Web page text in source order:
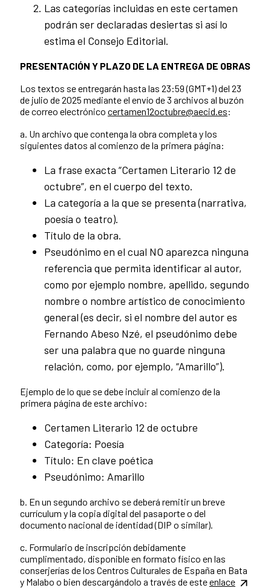
Las categorías incluidas en este certamen
podrán ser declaradas desiertas si así lo
estima el Consejo Editorial.
PRESENTACIÓN Y PLAZO DE LA ENTREGA DE OBRAS
Los textos se entregarán hasta las 23:59 (GMT+1) del 23
de julio de 2025 mediante el envío de 3 archivos al buzón
de correo electrónico certamen12octubre@aecid.es:
a. Un archivo que contenga la obra completa y los
siguientes datos al comienzo de la primera página:
La frase exacta “Certamen Literario 12 de
octubre”, en el cuerpo del texto.
La categoría a la que se presenta (narrativa,
poesía o teatro).
Título de la obra.
Pseudónimo en el cual NO aparezca ninguna
referencia que permita identificar al autor,
como por ejemplo nombre, apellido, segundo
nombre o nombre artístico de conocimiento
general (es decir, si el nombre del autor es
Fernando Abeso Nzé, el pseudónimo debe
ser una palabra que no guarde ninguna
relación, como, por ejemplo, “Amarillo”).
Ejemplo de lo que se debe incluir al comienzo de la
primera página de este archivo:
Certamen Literario 12 de octubre
Categoría: Poesía
Título: En clave poética
Pseudónimo: Amarillo
b. En un segundo archivo se deberá remitir un breve
currículum y la copia digital del pasaporte o del
documento nacional de identidad (DIP o similar).
c. Formulario de inscripción debidamente
cumplimentado, disponible en formato físico en las
conserjerías de los Centros Culturales de España en Bata
y Malabo o bien descargándolo a través de esteenlace